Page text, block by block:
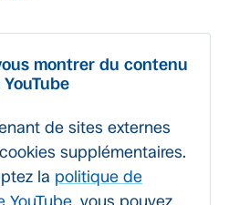
montrer du contenu
YouTube
de sites externes
supplémentaires.
la politique de
YouTube , vous pouvez